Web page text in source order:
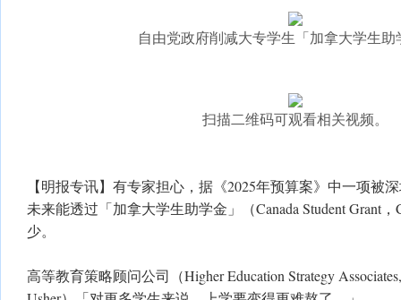
自由党政府削减大专学生「加拿大学生助
扫描二维码可观看相关视频。
【明报专讯】有专家担心，据《2025年预算案》中一项被
未来能透过「加拿大学生助学金」（Canada Student Grant
少。
高等教育策略顾问公司（Higher Education Strategy